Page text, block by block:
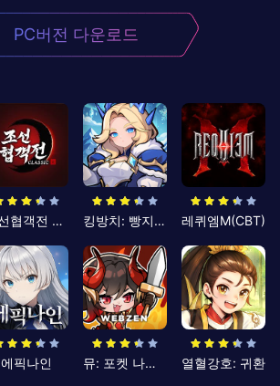
PC버전 다운로드
조선협객전 클래식 킹방치: 빵지의 제왕 레퀴엠M(CBT)
에픽나인 뮤: 포켓 나이츠 열혈강호: 귀환